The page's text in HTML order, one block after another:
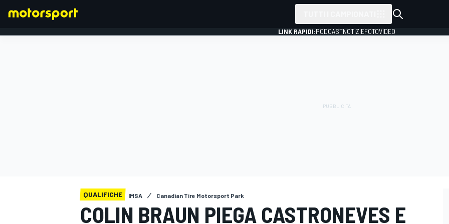
LINK RAPIDI:PODCASTNOTIZIEFOTOVIDEO
QUALIFICHE IMSA Canadian Tire Motorsport Park
COLIN BRAUN PIEGA CASTRONEVES E